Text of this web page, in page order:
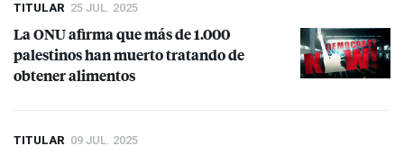
TITULAR 25 JUL. 2025
LaONUafirma que más de 1.000
palestinos han muerto tratando de
obtener alimentos
TITULAR 09 JUL. 2025